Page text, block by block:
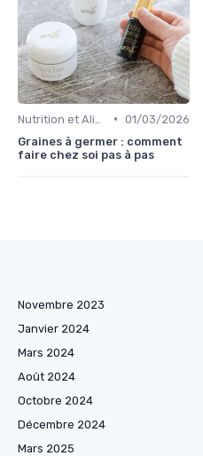
• 01/03/2026
Graines à germer : comment
faire chez soi pas à pas
Novembre 2023
Janvier 2024
Mars 2024
Août 2024
Octobre 2024
Décembre 2024
Mars 2025